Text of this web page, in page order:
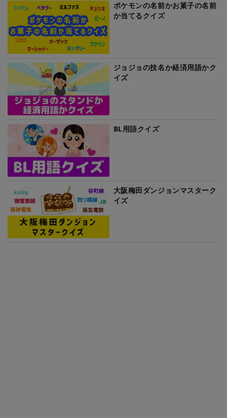
ポケモンの名前かお菓子の名前
か当てるクイズ
ジョジョの技名か経済用語かク
イズ
BL用語クイズ
大阪梅田ダンジョンマスターク
イズ